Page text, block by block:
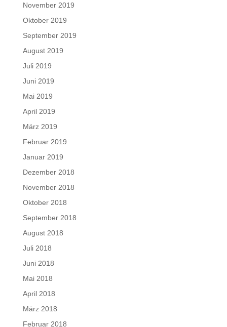
November 2019
Oktober 2019
September 2019
August 2019
Juli 2019
Juni 2019
Mai 2019
April 2019
März 2019
Februar 2019
Januar 2019
Dezember 2018
November 2018
Oktober 2018
September 2018
August 2018
Juli 2018
Juni 2018
Mai 2018
April 2018
März 2018
Februar 2018